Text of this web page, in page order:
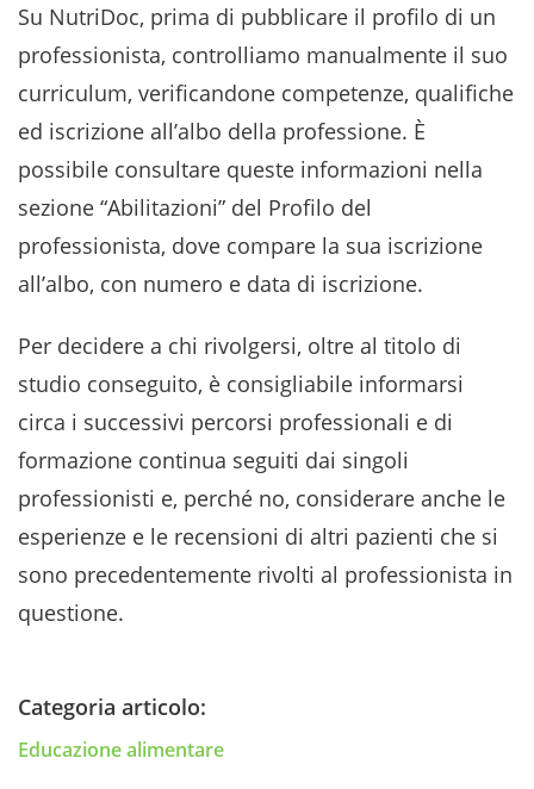
Su NutriDoc, prima di pubblicare il profilo di un
professionista, controlliamo manualmente il suo
curriculum, verificandone competenze, qualifiche
ed iscrizione all’albo della professione. È
possibile consultare queste informazioni nella
sezione “Abilitazioni” del Profilo del
professionista, dove compare la sua iscrizione
all’albo, con numero e data di iscrizione.
Per decidere a chi rivolgersi, oltre al titolo di
studio conseguito, è consigliabile informarsi
circa i successivi percorsi professionali e di
formazione continua seguiti dai singoli
professionisti e, perché no, considerare anche le
esperienze e le recensioni di altri pazienti che si
sono precedentemente rivolti al professionista in
questione.
Categoria articolo:
Educazione alimentare